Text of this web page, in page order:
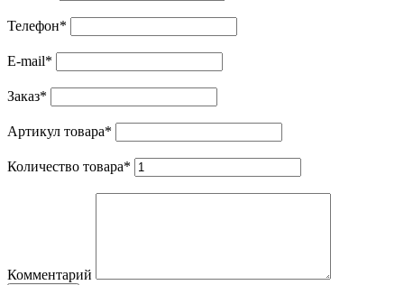
Телефон*
E-mail*
Заказ*
Артикул товара*
Количество товара*
Комментарий